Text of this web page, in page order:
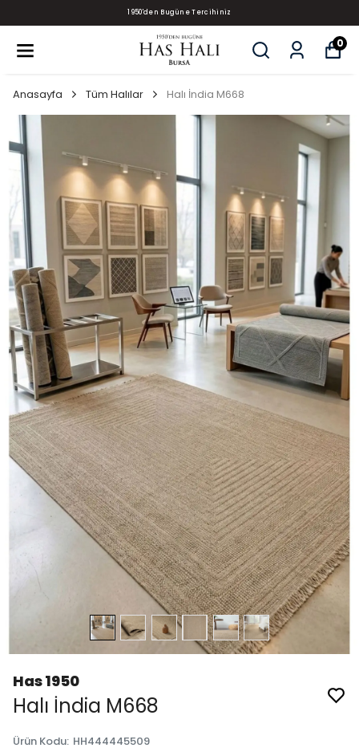
1950'den Bugüne Tercihiniz
0
Anasayfa Tüm Halılar Halı İndia M668
Has 1950
Halı İndia M668
Ürün Kodu: HH444445509